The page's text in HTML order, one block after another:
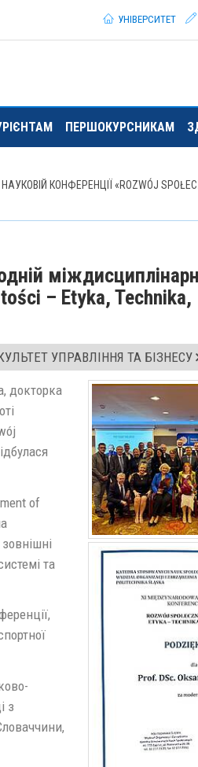
УНІВЕРСИТЕТ
ПЕРШОКУРСНИКАМ
КОНФЕРЕНЦІЇ «ROZWÓJ
– Etyka, Technika,
УПРАВЛІННЯ ТА БІЗНЕСУ
докторка
of
та
з